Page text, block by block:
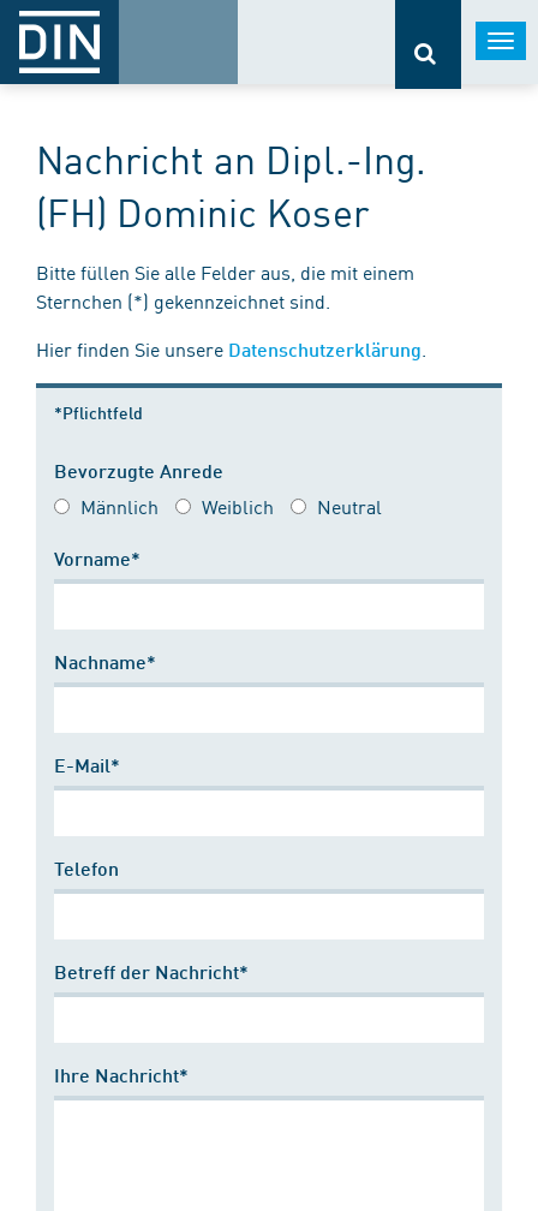
Nachricht an Dipl.-Ing.
(FH) Dominic Koser
Bitte füllen Sie alle Felder aus, die mit einem
Sternchen (*) gekennzeichnet sind.
Hier finden Sie unsere Datenschutzerklärung
*Pflichtfeld
Bevorzugte Anrede
Männlich Weiblich Neutral
Vorname*
Nachname*
E-Mail*
Telefon
Betreff der Nachricht*
Ihre Nachricht*